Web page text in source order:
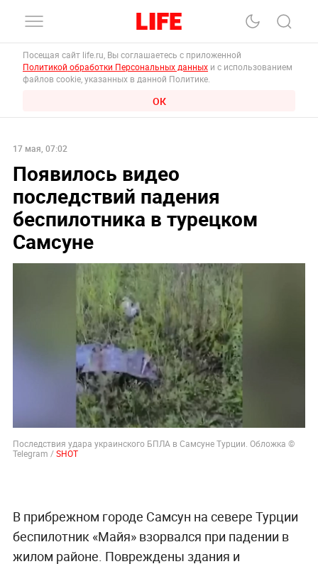
Посещая сайт life.ru, Вы соглашаетесь с приложенной
Политикой обработки Персональных данных и с использованием
файлов cookie, указанных в данной Политике.
ОК
17 мая, 07:02
Появилось видео
последствий падения
беспилотника в турецком
Самсуне
Последствия удара украинского БПЛА в Самсуне Турции. Обложка ©
Telegram /SHOT
В прибрежном городе Самсун на севере Турции
беспилотник «Майя» взорвался при падении в
жилом районе. Повреждены здания и